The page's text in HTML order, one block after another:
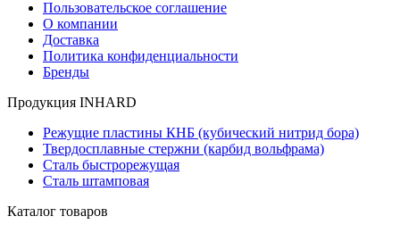
Пользовательское соглашение
О компании
Доставка
Политика конфиденциальности
Бренды
Продукция INHARD
Режущие пластины КНБ (кубический нитрид бора)
Твердосплавные стержни (карбид вольфрама)
Сталь быстрорежущая
Сталь штамповая
Каталог товаров